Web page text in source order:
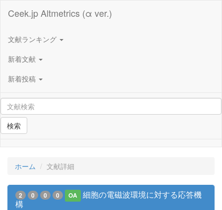
Ceek.jp Altmetrics (α ver.)
文献ランキング
新着文献
新着投稿
検索
ホーム 文献詳細
2 0 0 0 OA
細胞の電磁波環境に対する応答機
構